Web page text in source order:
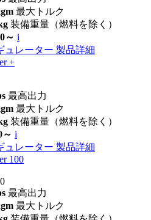
最大トルク
装備重量（燃料を除く）
～ i
ュレーター 製品詳細
+
最高出力
最大トルク
装備重量（燃料を除く）
～ i
ュレーター 製品詳細
100
最高出力
最大トルク